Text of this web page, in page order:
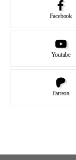
Facebook
Youtube
Patreon